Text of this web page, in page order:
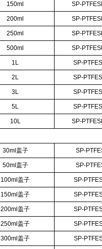
150ml SP-
200ml SP-
250ml SP-
500ml SP-
1L SP-
2L SP-
3L SP-
5L SP-
10L SP-
30ml盖子 SP-
50ml盖子 SP-
100ml盖子 SP-
150ml盖子 SP-
200ml盖子 SP-
250ml盖子 SP-
300ml盖子 SP-